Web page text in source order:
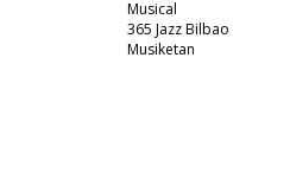
Musical
365 Jazz Bilbao
Musiketan